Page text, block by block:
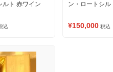
ルト 赤ワイン
込
ン・ロートシル
¥150,000 税込